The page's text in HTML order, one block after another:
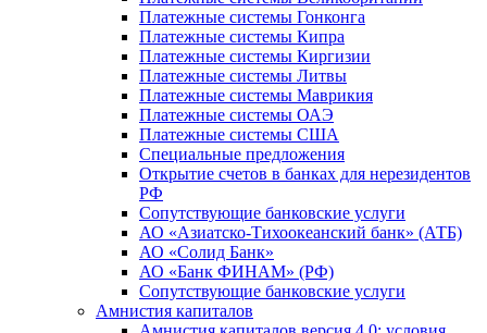
Платежные системы Гонконга
Платежные системы Кипра
Платежные системы Киргизии
Платежные системы Литвы
Платежные системы Маврикия
Платежные системы ОАЭ
Платежные системы США
Специальные предложения
Открытие счетов в банках для нерезидентов
РФ
Сопутствующие банковские услуги
АО «Азиатско-Тихоокеанский банк» (АТБ)
АО «Солид Банк»
АО «Банк ФИНАМ» (РФ)
Сопутствующие банковские услуги
Амнистия капиталов